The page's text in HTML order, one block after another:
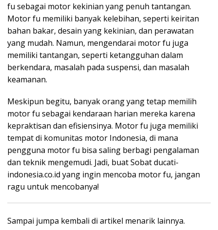
fu sebagai motor kekinian yang penuh tantangan.
Motor fu memiliki banyak kelebihan, seperti keiritan
bahan bakar, desain yang kekinian, dan perawatan
yang mudah. Namun, mengendarai motor fu juga
memiliki tantangan, seperti ketangguhan dalam
berkendara, masalah pada suspensi, dan masalah
keamanan.
Meskipun begitu, banyak orang yang tetap memilih
motor fu sebagai kendaraan harian mereka karena
kepraktisan dan efisiensinya. Motor fu juga memiliki
tempat di komunitas motor Indonesia, di mana
pengguna motor fu bisa saling berbagi pengalaman
dan teknik mengemudi. Jadi, buat Sobat ducati-
indonesia.co.id yang ingin mencoba motor fu, jangan
ragu untuk mencobanya!
Sampai jumpa kembali di artikel menarik lainnya.